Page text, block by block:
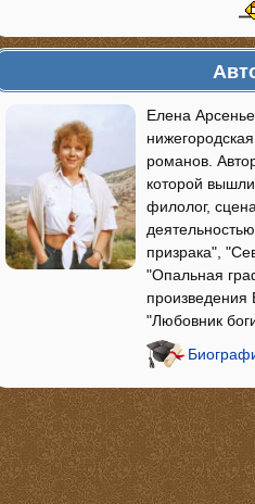
Елена
романов.
которой
филолог,
призрака",
"Опальная
"Любовник